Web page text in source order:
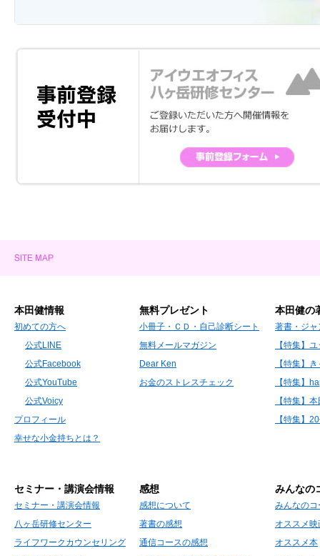
本田健情報
初めての方へ
公式LINE
公式Facebook
公式YouTube
公式Voicy
プロフィール
幸せな小金持ちとは？
無料プレゼント
小冊子・ＣＤ・自己診断シート
無料メールマガジン
Dear Ken
お金のストレスチェック
本田健の
著書・ジャ
【特集】
【特集】
【特集】
【特集】
【特集】
セミナー・講演会情報
セミナー・講演会情報
八ヶ岳研修センター
ライフワークカウンセリング
感想
感想について
著書の感想
通信コースの感想
みんなの
みんなの
オススメ映
オススメ本